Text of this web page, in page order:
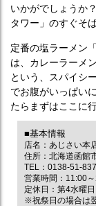
いかがでしょうか
タワー」のすぐそ
定番の塩ラーメン
は、カレーラーメ
という、スパイシ
でお腹がいっぱい
たらまずはここに
■基本情報
店名：あじさい本
住所：北海道函館
TEL：0138-51-
営業時間：11:00
定休日：第4水曜日
※祝祭日の場合は